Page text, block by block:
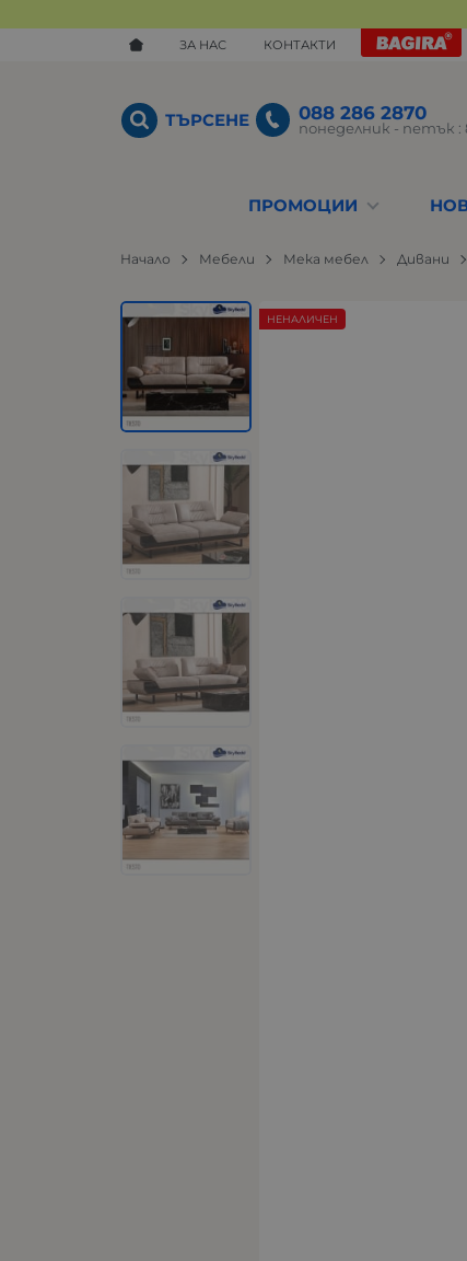
ЗА НАС КОНТАКТИ
ТЪРСЕНЕ 088 286 2870
понеделник - петък :
ПРОМОЦИИ
Начало Мебели Мека мебел Дивани
НЕНАЛИЧЕН